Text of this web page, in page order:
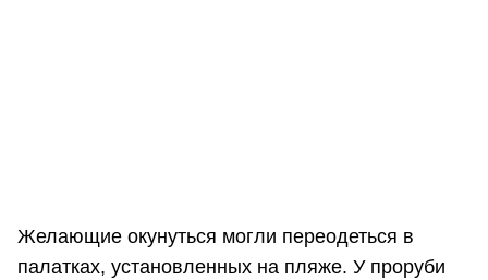
Желающие окунуться могли переодеться в
палатках, установленных на пляже. У проруби